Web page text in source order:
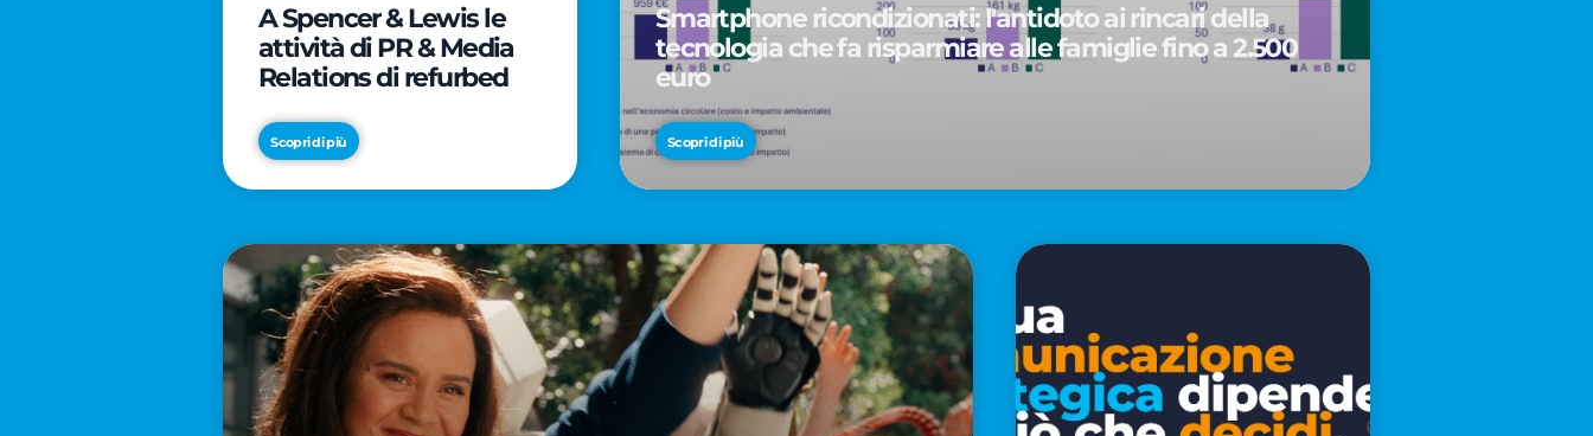
A Spencer & Lewis le
attività di PR & Media
Relations di refurbed
Scopri di più
Smartphone ricondizionati: l'antidoto ai rincari della
tecnologia che fa risparmiare alle famiglie fino a 2.500
euro
Scopri di più